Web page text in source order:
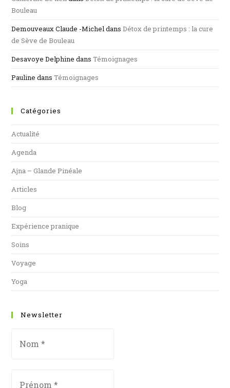
Bouleau
Demouveaux Claude -MicheldansDétox de printemps : la cure
de Sève de Bouleau
Desavoye Delphine dansTémoignages
Pauline dansTémoignages
Catégories
Actualité
Agenda
Ajna – Glande Pinéale
Articles
Blog
Expérience pranique
Soins
Voyage
Yoga
Newsletter